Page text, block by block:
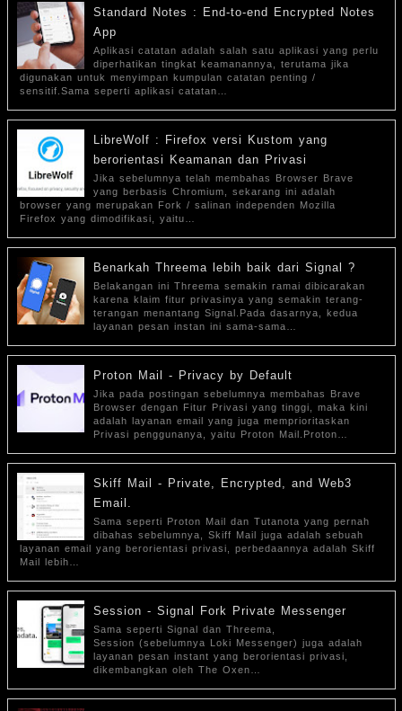
Standard Notes : End-to-end Encrypted Notes
App
Aplikasi catatan adalah salah satu aplikasi yang perlu
diperhatikan tingkat keamanannya, terutama jika
digunakan untuk menyimpan kumpulan catatan penting /
sensitif.Sama seperti aplikasi catatan…
LibreWolf : Firefox versi Kustom yang
berorientasi Keamanan dan Privasi
Jika sebelumnya telah membahas Browser Brave
yang berbasis Chromium, sekarang ini adalah
browser yang merupakan Fork / salinan independen Mozilla
Firefox yang dimodifikasi, yaitu…
Benarkah Threema lebih baik dari Signal ?
Belakangan ini Threema semakin ramai dibicarakan
karena klaim fitur privasinya yang semakin terang-
terangan menantang Signal.Pada dasarnya, kedua
layanan pesan instan ini sama-sama…
Proton Mail - Privacy by Default
Jika pada postingan sebelumnya membahas Brave
Browser dengan Fitur Privasi yang tinggi, maka kini
adalah layanan email yang juga memprioritaskan
Privasi penggunanya, yaitu Proton Mail.Proton…
Skiff Mail - Private, Encrypted, and Web3
Email.
Sama seperti Proton Mail dan Tutanota yang pernah
dibahas sebelumnya, Skiff Mail juga adalah sebuah
layanan email yang berorientasi privasi, perbedaannya adalah Skiff
Mail lebih…
Session - Signal Fork Private Messenger
Sama seperti Signal dan Threema,
Session (sebelumnya Loki Messenger) juga adalah
layanan pesan instant yang berorientasi privasi,
dikembangkan oleh The Oxen…